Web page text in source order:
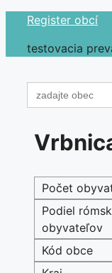
Preskočiť
obsah
Register obcí
testovacia
Search
for:
Počet
Podiel
obyvateľov
Kód obce